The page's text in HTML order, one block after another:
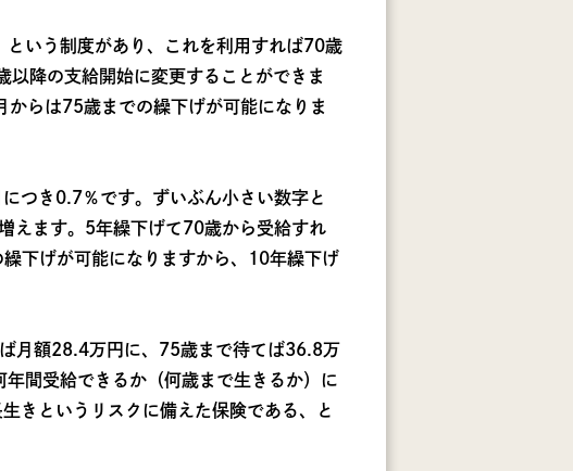
いう制度があり、これを利用すれば70歳
降の支給開始に変更することができま
らは75歳までの繰下げが可能になりま
つき0.7％です。ずいぶん小さい数字と
えます。5年繰下げて70歳から受給すれ
下げが可能になりますから、10年繰下げ
月額28.4万円に、75歳まで待てば36.8万
間受給できるか（何歳まで生きるか）に
きというリスクに備えた保険である、と